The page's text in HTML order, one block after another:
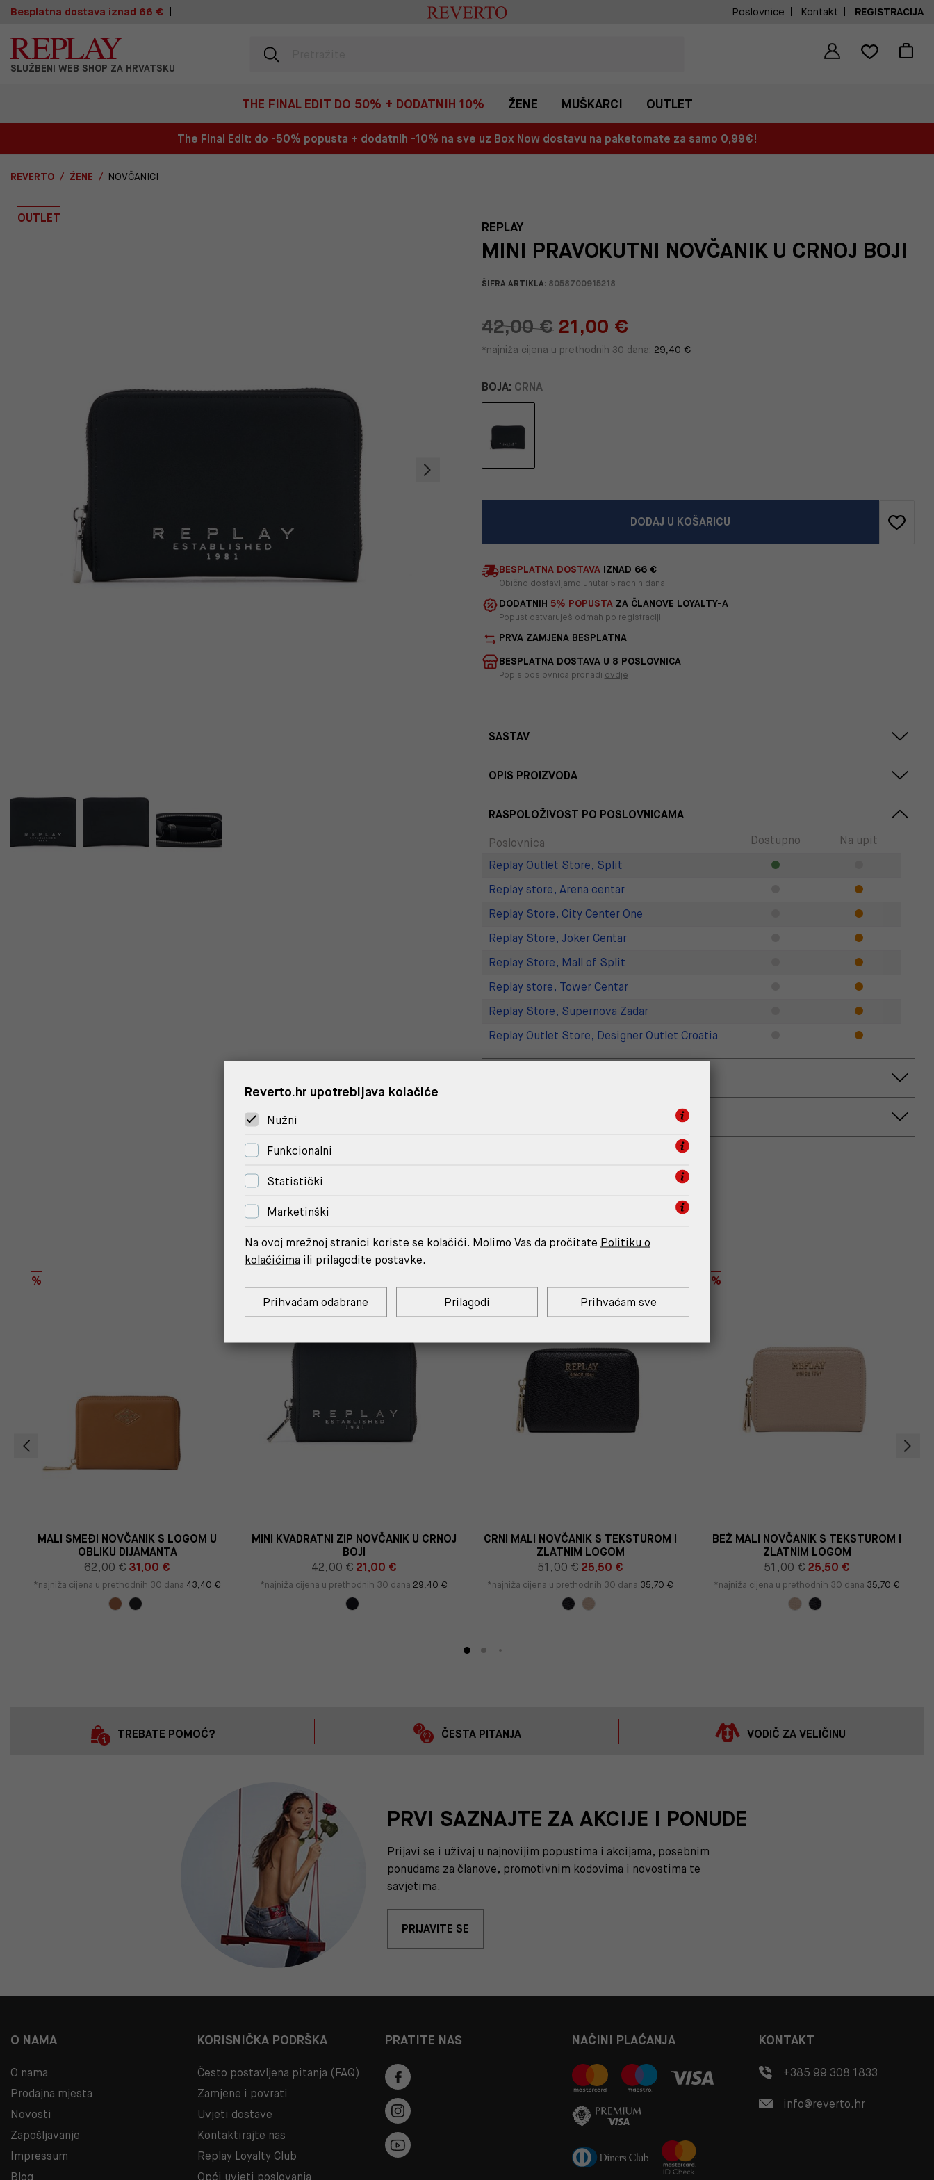
Besplatna dostava iznad 66 € Poslovnice Kontakt REGISTRACIJA
SLUŽBENI WEB SHOP ZA HRVATSKU
THE FINAL EDIT DO 50% + DODATNIH 10% ŽENE MUŠKARCI OUTLET
The Final Edit: do -50% popusta + dodatnih -10% na sve uz Box Now dostavu na paketomate za samo 0,99€!
REVERTO ŽENE NOVČANICI
OUTLET
REPLAY
MINI PRAVOKUTNI NOVČANIK U CRNOJ BOJI
ŠIFRA ARTIKLA:8058700915218
42,00 € 21,00 €
*najniža cijena u prethodnih 30 dana: 29,40 €
BOJA: CRNA
DODAJ U KOŠARICU
BESPLATNA DOSTAVAIZNAD 66 €
Obično dostavljamo unutar 5 radnih dana
DODATNIH 5% POPUSTAZA ČLANOVE LOYALTY-A
Popust ostvaruješ odmah po registraciji
PRVA ZAMJENA BESPLATNA
BESPLATNA DOSTAVA U 8 POSLOVNICA
Popis poslovnica pronađi ovdje
SASTAV
OPIS PROIZVODA
RASPOLOŽIVOST PO POSLOVNICAMA
Poslovnica
Dostupno
Na upit
Replay Outlet Store, Split
Replay store, Arena centar
Replay Store, City Center One
Replay Store, Joker Centar
Replay Store, Mall of Split
Replay store, Tower Centar
Replay Store, Supernova Zadar
Replay Outlet Store, Designer Outlet Croatia
%
MALI SMEĐI NOVČANIK S LOGOM U
OBLIKU DIJAMANTA
62,00 €31,00 €
*najniža cijena u prethodnih 30 dana 43,40 €
%
MINI KVADRATNI ZIP NOVČANIK U CRNOJ
BOJI
42,00 € 21,00 €
*najniža cijena u prethodnih 30 dana 29,40 €
CRNI MALI NOVČANIK S TEKSTUROM I
ZLATNIM LOGOM
51,00 €25,50 €
*najniža cijena u prethodnih 30 dana 35,70 €
%
BEŽ MALI NOVČANIK S TEKSTUROM I
ZLATNIM LOGOM
51,00 €25,50 €
*najniža cijena u prethodnih 30 dana 35,70 €
TREBATE POMOĆ? ČESTA PITANJA VODIČ ZA VELIČINU
PRVI SAZNAJTE ZA AKCIJE I PONUDE
Prijavi se i uživaj u najnovijim popustima i akcijama, posebnim
ponudama za članove, promotivnim kodovima i novostima te
savjetima.
PRIJAVITE SE
O NAMA
O nama
Prodajna mjesta
Novosti
Zapošljavanje
Impressum
Blog
KORISNIČKA PODRŠKA
Često postavljena pitanja (FAQ)
Zamjene i povrati
Uvjeti dostave
Kontaktirajte nas
Replay Loyalty Club
Opći uvjeti poslovanja
PRATITE NAS NAČINI PLAĆANJA KONTAKT
+385 99 308 1833
info@reverto.hr
Reverto.hr upotrebljava kolačiće
Nužni
Funkcionalni
Statistički
Marketinški
Na ovoj mrežnoj stranici koriste se kolačići. Molimo Vas da pročitate Politiku o
kolačićima ili prilagodite postavke.
Prihvaćam odabrane Prilagodi Prihvaćam sve